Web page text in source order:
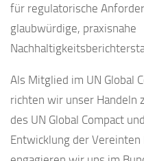
für regulatorische
glaubwürdige, praxisnahe
Als Mitglied im UN Global
richten wir unser Handeln
des UN Global Compact
Entwicklung der Vereinten